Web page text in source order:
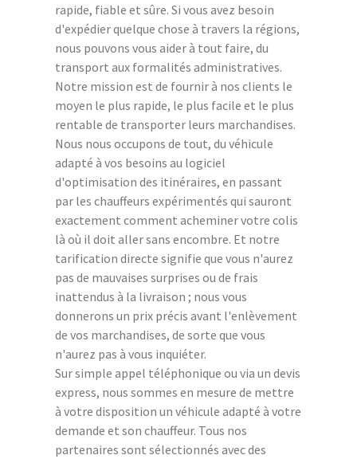
rapide, fiable et sûre. Si vous avez besoin
d'expédier quelque chose à travers la régions,
nous pouvons vous aider à tout faire, du
transport aux formalités administratives.
Notre mission est de fournir à nos clients le
moyen le plus rapide, le plus facile et le plus
rentable de transporter leurs marchandises.
Nous nous occupons de tout, du véhicule
adapté à vos besoins au logiciel
d'optimisation des itinéraires, en passant
par les chauffeurs expérimentés qui sauront
exactement comment acheminer votre colis
là où il doit aller sans encombre. Et notre
tarification directe signifie que vous n'aurez
pas de mauvaises surprises ou de frais
inattendus à la livraison ; nous vous
donnerons un prix précis avant l'enlèvement
de vos marchandises, de sorte que vous
n'aurez pas à vous inquiéter.
Sur simple appel téléphonique ou via un devis
express, nous sommes en mesure de mettre
à votre disposition un véhicule adapté à votre
demande et son chauffeur. Tous nos
partenaires sont sélectionnés avec des